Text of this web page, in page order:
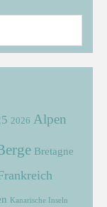
2026 Alpen
Bretagne
Kanarische Inseln